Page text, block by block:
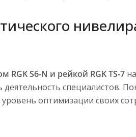
RGK S6-N и рейкой RGK TS-7
деятельность специалистов.
оптимизации своих